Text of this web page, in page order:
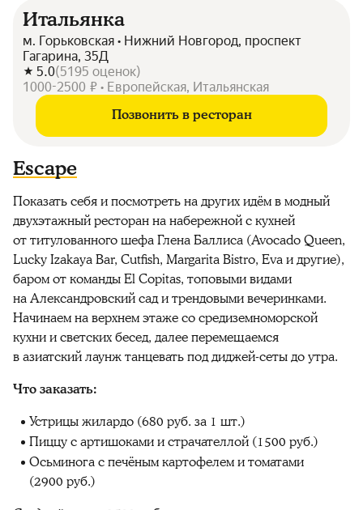
Итальянка
м. Горьковская • Нижний Новгород, проспект
Гагарина, 35Д
5.0(5195 оценок)
1000-2500 ₽ • Европейская, Итальянская
Позвонить в ресторан
Escape
Показать себя и посмотреть на других идём в модный
двухэтажный ресторан на набережной с кухней
от титулованного шефа Глена Баллиса (Avocado Queen,
Lucky Izakaya Bar, Cutfish, Margarita Bistro, Eva и другие),
баром от команды El Copitas, топовыми видами
на Александровский сад и трендовыми вечеринками.
Начинаем на верхнем этаже со средиземноморской
кухни и светских бесед, далее перемещаемся
в азиатский лаунж танцевать под диджей-сеты до утра.
Что заказать:
Устрицы жилардо (680 руб. за 1 шт.)
Пиццу с артишоками и страчателлой (1500 руб.)
Осьминога с печёным картофелем и томатами
(2900 руб.)